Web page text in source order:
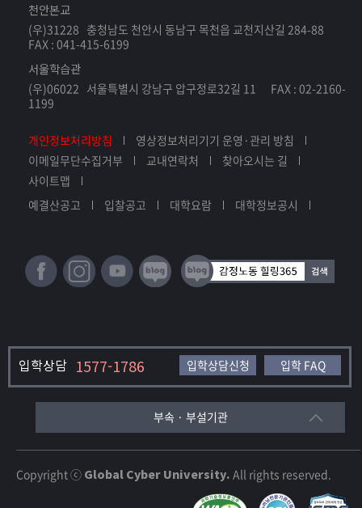
천안본교
(우)31228 충청남도 천안시 동남구 목천읍 교천지산길 284-88
FAX : 041-415-6199
서울학습관
(우)06022 서울특별시 강남구 압구정로32길 11 FAX : 02-2160-
1199
개인정보처리방침
영상정보처리기기 운영·관리 방침
이메일무단수집거부
교내연락처
찾아오시는 길
사이트맵
예결산공고
입찰공고 대학요람 대학정보공시
부속 · 부설기관
입학상담 1577-1786 입학상담신청 입학 FAQ
Copyright ⓒ Global Cyber University. All rights reserved.